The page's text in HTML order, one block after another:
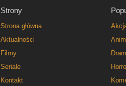
Strony
Strona główna
Aktualności
Filmy
Seriale
Kontakt